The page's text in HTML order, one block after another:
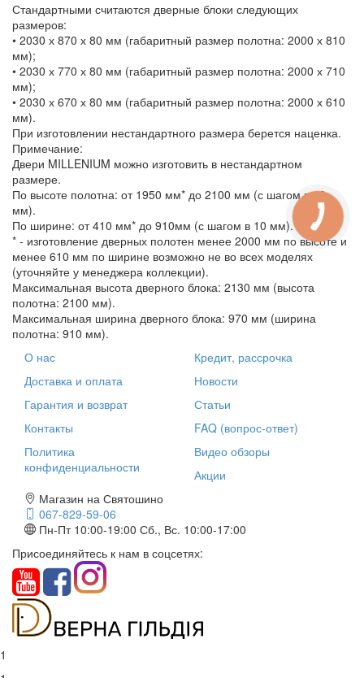
Стандартными считаются дверные блоки следующих
размеров:
• 2030 х 870 х 80 мм (габаритный размер полотна: 2000 х 810
мм);
• 2030 х 770 х 80 мм (габаритный размер полотна: 2000 х 710
мм);
• 2030 х 670 х 80 мм (габаритный размер полотна: 2000 х 610
мм).
При изготовлении нестандартного размера берется наценка.
Примечание:
Двери MILLENIUM можно изготовить в нестандартном
размере.
По высоте полотна: от 1950 мм* до 2100 мм (с шагом в 10
мм).
По ширине: от 410 мм* до 910мм (с шагом в 10 мм).
* - изготовление дверных полотен менее 2000 мм по высоте и
менее 610 мм по ширине возможно не во всех моделях
(уточняйте у менеджера коллекции).
Максимальная высота дверного блока: 2130 мм (высота
полотна: 2100 мм).
Максимальная ширина дверного блока: 970 мм (ширина
полотна: 910 мм).
О нас
Доставка и оплата
Гарантия и возврат
Контакты
Политика
конфиденциальности
Кредит, рассрочка
Новости
Статьи
FAQ (вопрос-ответ)
Видео обзоры
Акции
Магазин на Святошино
067-829-59-06
Пн-Пт 10:00-19:00 Сб., Вс. 10:00-17:00
Присоединяйтесь к нам в соцсетях:
1